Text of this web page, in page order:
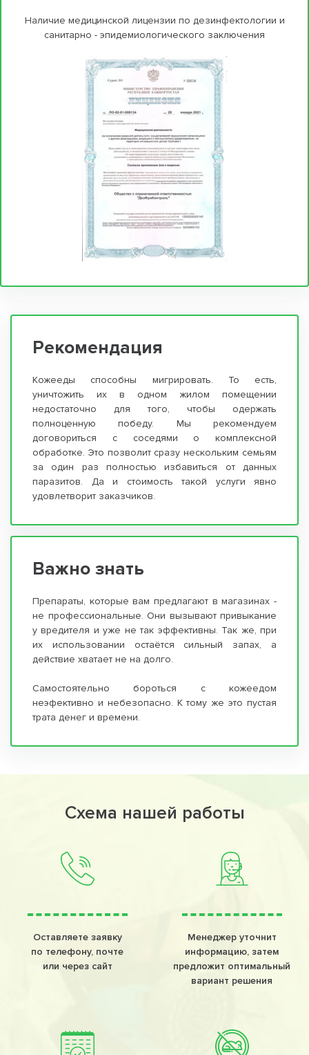
Наличие медицинской лицензии по дезинфектологии и
санитарно - эпидемиологического заключения
Рекомендация
Кожееды способны мигрировать. То есть,
уничтожить их в одном жилом помещении
недостаточно для того, чтобы одержать
полноценную победу. Мы рекомендуем
договориться с соседями о комплексной
обработке. Это позволит сразу нескольким семьям
за один раз полностью избавиться от данных
паразитов. Да и стоимость такой услуги явно
удовлетворит заказчиков.
Важно знать
Препараты, которые вам предлагают в магазинах -
не профессиональные. Они вызывают привыкание
у вредителя и уже не так эффективны. Так же, при
их использовании остаётся сильный запах, а
действие хватает не на долго.
Самостоятельно бороться с кожеедом
неэфективно и небезопасно. К тому же это пустая
трата денег и времени.
Схема нашей работы
Оставляете заявку
по телефону, почте
или через сайт
Менеджер уточнит
информацию, затем
предложит оптимальный
вариант решения